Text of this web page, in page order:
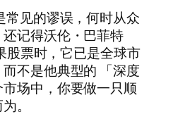
常见的谬误，何时从众
记得沃伦・巴菲特
股票时，它已是全球市
不是他典型的 「深度
场中，你要做一只顺
。